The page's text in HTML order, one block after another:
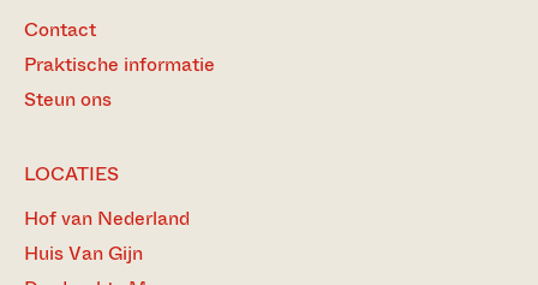
Contact
Praktische informatie
Steun ons
LOCATIES
Hof van Nederland
Huis Van Gijn